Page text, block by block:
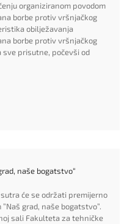
organiziranom povodom
borbe protiv vršnjačkog
obilježavanja
borbe protiv vršnjačkog
sve prisutne, počevši od
naše bogatstvo“
će se održati premijerno
grad, naše bogatstvo”.
sali Fakulteta za tehničke